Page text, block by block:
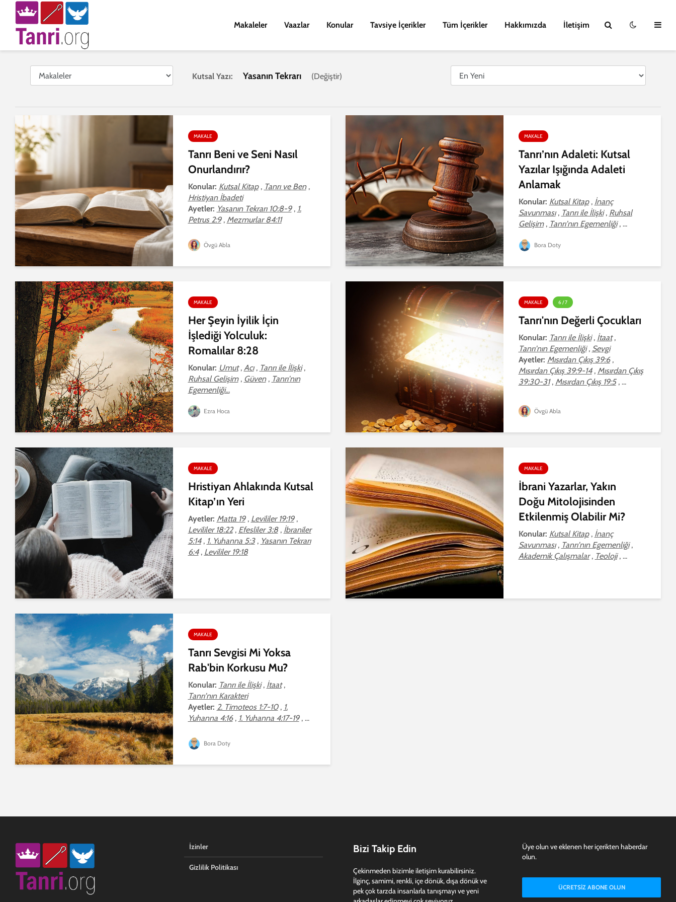
Makaleler Vaazlar Konular Tavsiye İçerikler Tüm İçerikler Hakkımızda İletişim
Kutsal Yazı: Yasanın Tekrarı (Değiştir)
MAKALE
Tanrı Beni ve Seni Nasıl
Onurlandırır?
Konular: Kutsal Kitap, Tanrı ve Ben,
Hristiyan İbadeti
Ayetler: Yasanın Tekrarı 10:8-9, 1.
Petrus 2:9, Mezmurlar 84:11
Övgü Abla
MAKALE
Tanrı’nın Adaleti: Kutsal
Yazılar Işığında Adaleti
Anlamak
Konular: Kutsal Kitap, İnanç
Savunması, Tanrı ile İlişki, Ruhsal
Gelişim, Tanrı'nın Egemenliği, ...
Bora Doty
MAKALE
Her Şeyin İyilik İçin
İşlediği Yolculuk:
Romalılar 8:28
Konular: Umut, Acı, Tanrı ile İlişki,
Ruhsal Gelişim, Güven, Tanrı'nın
Egemenliği...
Ezra Hoca
MAKALE 6 / 7
Tanrı'nın Değerli Çocukları
Konular: Tanrı ile İlişki, İtaat,
Tanrı'nın Egemenliği, Sevgi
Ayetler: Mısırdan Çıkış 39:6,
Mısırdan Çıkış 39:9-14, Mısırdan Çıkış
39:30-31, Mısırdan Çıkış 19:5, ...
Övgü Abla
MAKALE
Hristiyan Ahlakında Kutsal
Kitap’ın Yeri
Ayetler: Matta 19, Levililer 19:19,
Levililer 18:22, Efesliler 3:8, İbraniler
5:14, 1. Yuhanna 5:3, Yasanın Tekrarı
6:4, Levililer 19:18
MAKALE
İbrani Yazarlar, Yakın
Doğu Mitolojisinden
Etkilenmiş Olabilir Mi?
Konular: Kutsal Kitap, İnanç
Savunması, Tanrı'nın Egemenliği,
Akademik Çalışmalar, Teoloji, ...
MAKALE
Tanrı Sevgisi Mi Yoksa
Rab'bin Korkusu Mu?
Konular: Tanrı ile İlişki, İtaat,
Tanrı'nın Karakteri
Ayetler: 2. Timoteos 1:7-10, 1.
Yuhanna 4:16, 1. Yuhanna 4:17-19, ...
Bora Doty
İzinler
Gizlilik Politikası
Bizi Takip Edin
Çekinmeden bizimle iletişim kurabilirsiniz.
İlginç, samimi, renkli, içe dönük, dışa dönük ve
pek çok tarzda insanlarla tanışmayı ve yeni
Üye olun ve eklenen her içerikten haberdar
olun.
ÜCRETSIZ ABONE OLUN